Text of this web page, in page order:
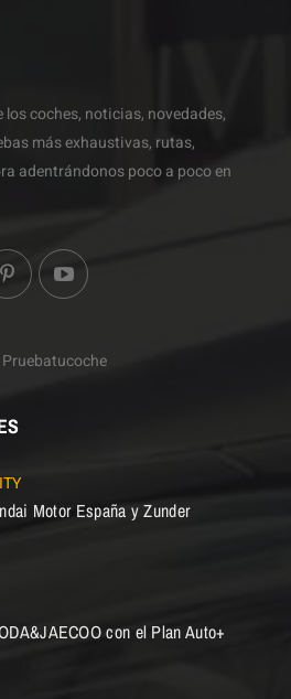
coches, noticias, novedades,
más exhaustivas, rutas,
adentrándonos poco a poco en
Motor España y Zunder
con el Plan Auto+